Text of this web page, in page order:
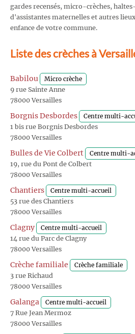
gardes recensés, micro-crèches,
d'assistantes maternelles et autres
enfance de votre commune.
Liste des crèches à
Babilou Micro crèche
9 rue Sainte Anne
78000 Versailles
Borgnis Desbordes Centre multi-
1 bis rue Borgnis Desbordes
78000 Versailles
Bulles de Vie Colbert Centre multi-
19, rue du Pont de Colbert
78000 Versailles
Chantiers Centre multi-accueil
53 rue des Chantiers
78000 Versailles
Clagny Centre multi-accueil
14 rue du Parc de Clagny
78000 Versailles
Crèche familiale Crèche familiale
3 rue Richaud
78000 Versailles
Galanga Centre multi-accueil
7 Rue Jean Mermoz
78000 Versailles